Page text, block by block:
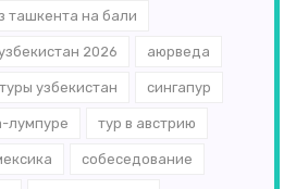
ташкента на бали
2026 аюрведа
узбекистан сингапур
лумпуре тур в австрию
собеседование